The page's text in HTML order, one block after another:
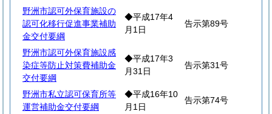
野洲市認可外保育施設の
認可化移行促進事業補助
金交付要綱
◆平成17年4
月1日
告示第89号
野洲市認可外保育施設感
染症等防止対策費補助金
交付要綱
◆平成17年3
月31日
告示第31号
野洲市私立認可保育所等
運営補助金交付要綱
◆平成16年10
月1日
告示第74号